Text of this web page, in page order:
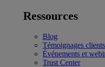
Ressources
Blog
Témoignages clients
Événements et
Trust Center